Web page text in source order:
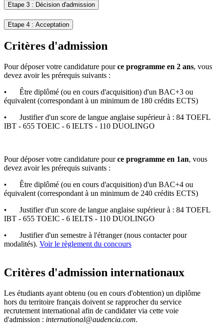
Etape 3 : Décision d'admission
Etape 4 : Acceptation
Critères d'admission
Pour déposer votre candidature pource programme en 2 ans, vous
devez avoir les prérequis suivants :
•
Être diplômé (ou en cours d'acquisition) d'un BAC+3 ou
équivalent (correspondant à un minimum de 180 crédits ECTS)
•
Justifier d'un score de langue anglaise supérieur à : 84 TOEFL
IBT - 655 TOEIC - 6 IELTS - 110 DUOLINGO
Pour déposer votre candidature pource programme en 1an, vous
devez avoir les prérequis suivants :
•
Être diplômé (ou en cours d'acquisition) d'un BAC+4 ou
équivalent (correspondant à un minimum de 240 crédits ECTS)
•
Justifier d'un score de langue anglaise supérieur à : 84 TOEFL
IBT - 655 TOEIC - 6 IELTS - 110 DUOLINGO
•
Justifier d'un semestre à l'étranger (nous contacter pour
modalités). Voir le règlement du concours
Critères d'admission internationaux
Les étudiants ayant obtenu (ou en cours d'obtention) un diplôme
hors du territoire français doivent se rapprocher du service
recrutement international afin de candidater via cette voie
d'admission : international@audencia.com.